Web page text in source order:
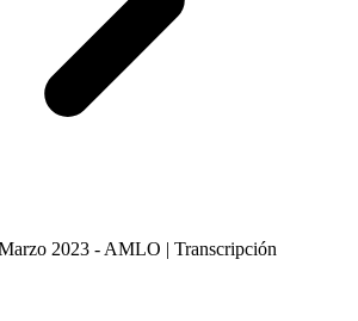
2023 - AMLO | Transcripción